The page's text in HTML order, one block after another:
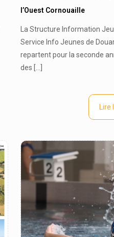
l’Ouest Cornouaille
La Structure Information
Service Info Jeunes de
repartent pour la seconde
des
Lire